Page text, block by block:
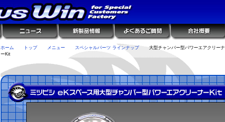
ホーム トップ メニュー スペシャルパーツ ラインナップ
大型チャンバー型パワーエアクリーナ
ーKit